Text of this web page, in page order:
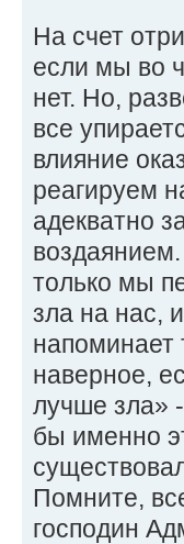
На счет
если мы во
нет. Но,
все
влияние
реагируем
адекватно
только мы
зла на нас,
напоминает
наверное,
лучше зла»
бы именно
Помните,
господин